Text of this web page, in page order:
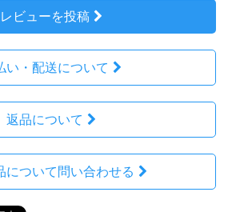
レビューを投稿
い・配送について
返品について
について問い合わせる